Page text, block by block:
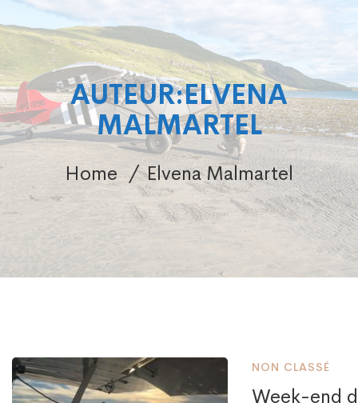
AUTEUR:ELVENA
MALMARTEL
Home Elvena Malmartel
NON CLASSÉ
Week-end